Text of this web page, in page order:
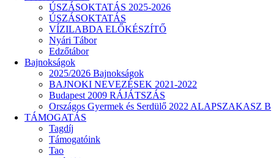
ÚSZÁSOKTATÁS 2025-2026
ÚSZÁSOKTATÁS
VÍZILABDA ELŐKÉSZÍTŐ
Nyári Tábor
Edzőtábor
Bajnokságok
2025/2026 Bajnokságok
BAJNOKI NEVEZÉSEK 2021-2022
Budapest 2009 RÁJÁTSZÁS
Országos Gyermek és Serdülő 2022 ALAPSZAKASZ B
TÁMOGATÁS
Tagdíj
Támogatóink
Tao